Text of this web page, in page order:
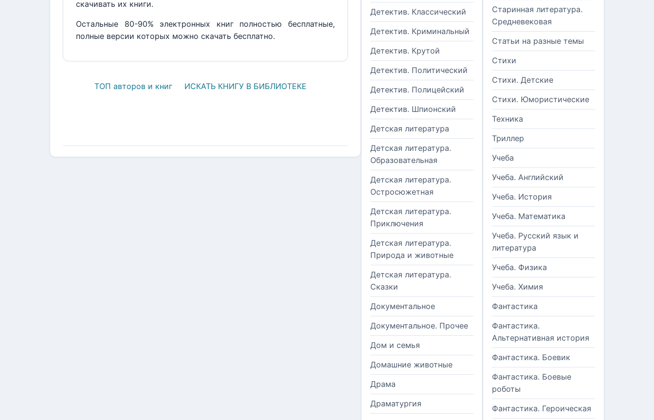
скачивать их книги.
Остальные 80-90% электронных книг полностью бесплатные,
полные версии которых можно скачать бесплатно.
ТОП авторов и книг ИСКАТЬ КНИГУ В БИБЛИОТЕКЕ
Детектив. Классический
Детектив. Криминальный
Детектив. Крутой
Детектив. Политический
Детектив. Полицейский
Детектив. Шпионский
Детская литература
Детская литература.
Образовательная
Детская литература.
Остросюжетная
Детская литература.
Приключения
Детская литература.
Природа и животные
Детская литература.
Сказки
Документальное
Документальное. Прочее
Дом и семья
Домашние животные
Драма
Драматургия
Старинная литература.
Средневековая
Статьи на разные темы
Стихи
Стихи. Детские
Стихи. Юмористические
Техника
Триллер
Учеба
Учеба. Английский
Учеба. История
Учеба. Математика
Учеба. Русский язык и
литература
Учеба. Физика
Учеба. Химия
Фантастика
Фантастика.
Альтернативная история
Фантастика. Боевик
Фантастика. Боевые
роботы
Фантастика. Героическая